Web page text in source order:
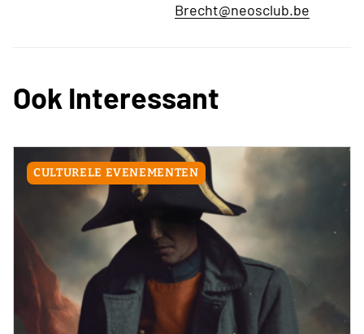
Brecht@neosclub.be
Ook Interessant
CULTURELE EVENEMENTEN